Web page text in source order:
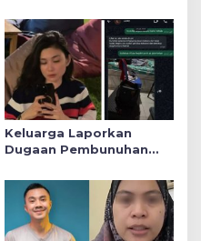
Myanmar Diamankan
Keluarga Laporkan
Dugaan Pembunuhan
Soroti Luka Lebam dan
Curhat Mendiang